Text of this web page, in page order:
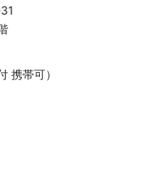
携帯可）